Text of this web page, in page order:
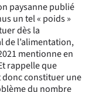
paysanne publié
un tel « poids »
dès la
de l’alimentation,
mentionne en
rappelle que
donc constituer une
du nombre